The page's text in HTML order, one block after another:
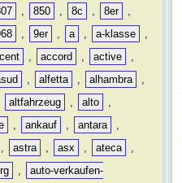
, 850 , 8c , 8er
,
, 9er , a , a-klasse
,
, accord , active
,
, alfetta , alhambra
,
altfahrzeug , alto
,
, ankauf , antara
,
, astra , asx , ateca
,
,
auto-verkaufen-